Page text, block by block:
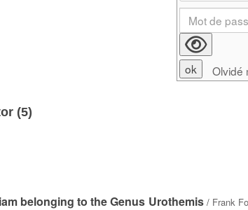
(5)
belonging to the Genus Urothemis/ Frank
Olvidé